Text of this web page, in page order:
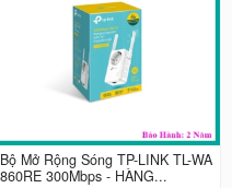
Bộ Mở Rộng Sóng TP-LINK TL-WA
860RE 300Mbps - HÀNG...